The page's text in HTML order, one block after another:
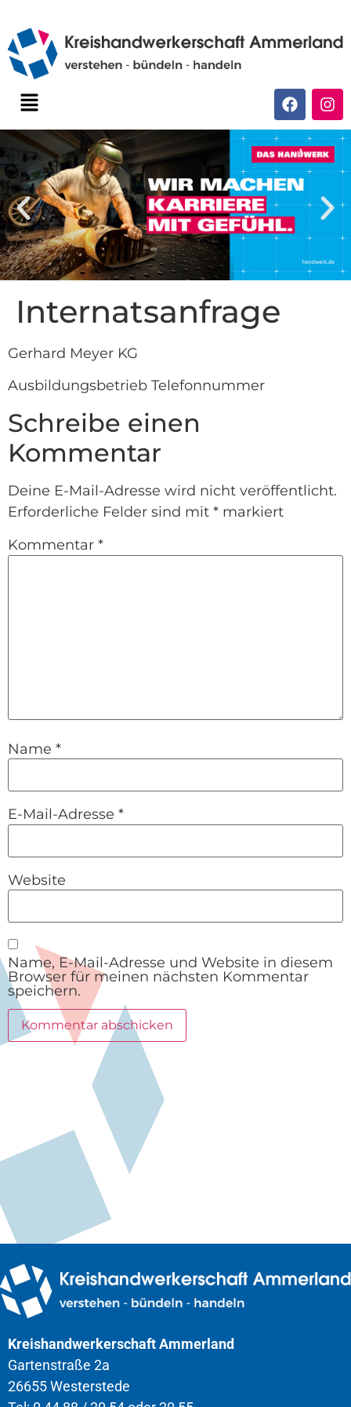
Internatsanfrage
Gerhard Meyer KG
Ausbildungsbetrieb Telefonnummer
Schreibe einen
Kommentar
Deine E-Mail-Adresse wird nicht veröffentlicht.
Erforderliche Felder sind mit * markiert
Kommentar *
Name *
E-Mail-Adresse *
Website
Name, E-Mail-Adresse und Website in diesem
Browser für meinen nächsten Kommentar
speichern.
Kreishandwerkerschaft Ammerland
Gartenstraße 2a
26655 Westerstede